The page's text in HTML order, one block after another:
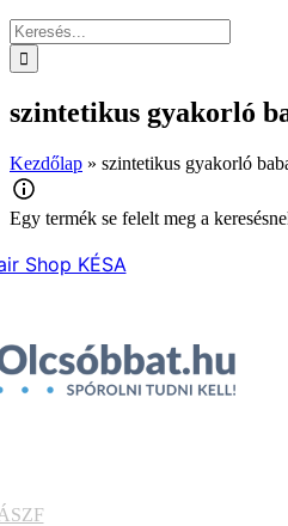
Keresés...
szintetikus gyakorló
Kezdőlap » szintetikus gyakorló
Egy termék se felelt meg a
Shop KÉSA